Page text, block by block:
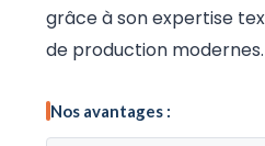
grâce à son expertise
de production modernes.
Nos avantages :